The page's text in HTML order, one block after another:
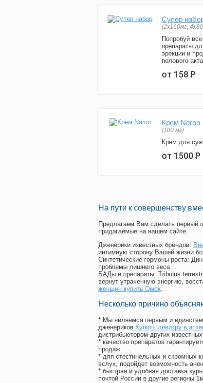
Супер
(2х160мг,
Попробуй
препараты
эрекции и
полового
от 158Р
Крем Naron
(100 мг)
Крем для
от 1500Р
На пути к совершенству
Предлагаем Вам сделать первый
придагаемые на нашем сайте:
Дженерики известных брендов:
интимную сторону Вашей жизни
Синтетические гормоны роста:
проблемы лишнего веса
БАДы и препараты: Tribulus
вернут утраченную энергию,
женщин купить Омск.
Несколько причино
* Мы являемся первым и
дженериков Купить левитру в
дистрибьютором других
* качество препаратов
продаж
* для стестинельных и скромных
вслух, подойдет возможность
* быстрая и удобная доставка
почтой России в другие регионы